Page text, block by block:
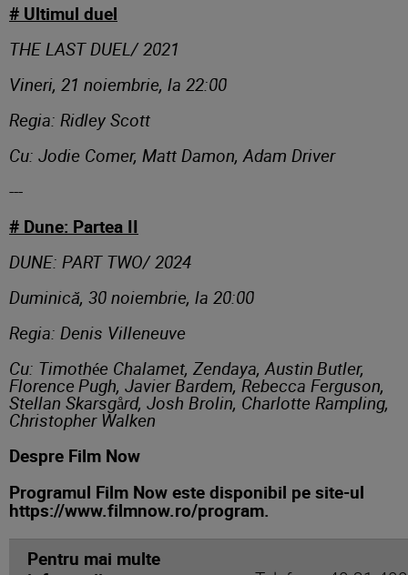
# Ultimul duel
THE LAST DUEL/ 2021
Vineri, 21 noiembrie, la 22:00
Regia: Ridley Scott
Cu: Jodie Comer, Matt Damon, Adam Driver
---
# Dune: Partea II
DUNE: PART TWO/ 2024
Duminică, 30 noiembrie, la 20:00
Regia: Denis Villeneuve
Cu: Timothée Chalamet, Zendaya, Austin Butler,
Florence Pugh, Javier Bardem, Rebecca Ferguson,
Stellan Skarsgård, Josh Brolin, Charlotte Rampling,
Christopher Walken
Despre Film Now
Programul Film Now este disponibil pe site-ul
https://www.filmnow.ro/program.
Pentru mai multe